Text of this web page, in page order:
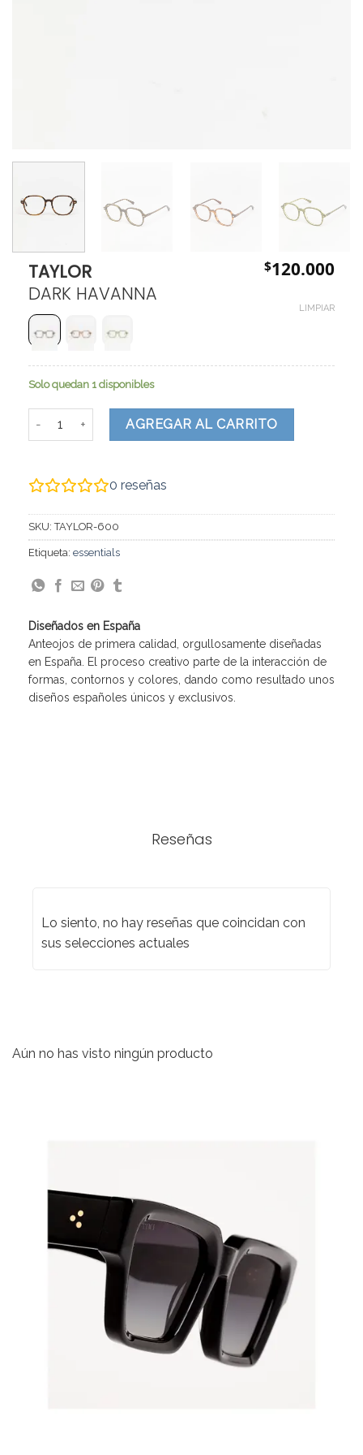
TAYLOR
DARK HAVANNA
$120.000
LIMPIAR
Solo quedan 1 disponibles
AGREGAR AL CARRITO
0 reseñas
SKU:TAYLOR-600
Etiqueta: essentials
Diseñados en España
Anteojos de primera calidad, orgullosamente diseñadas
en España. El proceso creativo parte de la interacción de
formas, contornos y colores, dando como resultado unos
diseños españoles únicos y exclusivos.
Reseñas
Lo siento, no hay reseñas que coincidan con
sus selecciones actuales
Aún no has visto ningún producto